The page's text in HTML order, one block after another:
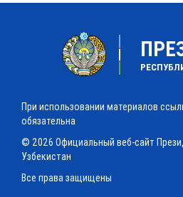
При использовании материалов
обязательна
© 2026 Официальный веб-сайт
Узбекистан
Все права защищены